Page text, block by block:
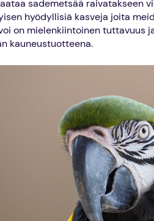
sademetsää raivatakseen
hyödyllisiä kasveja joita
on mielenkiintoinen tuttavuus
kauneustuotteena.